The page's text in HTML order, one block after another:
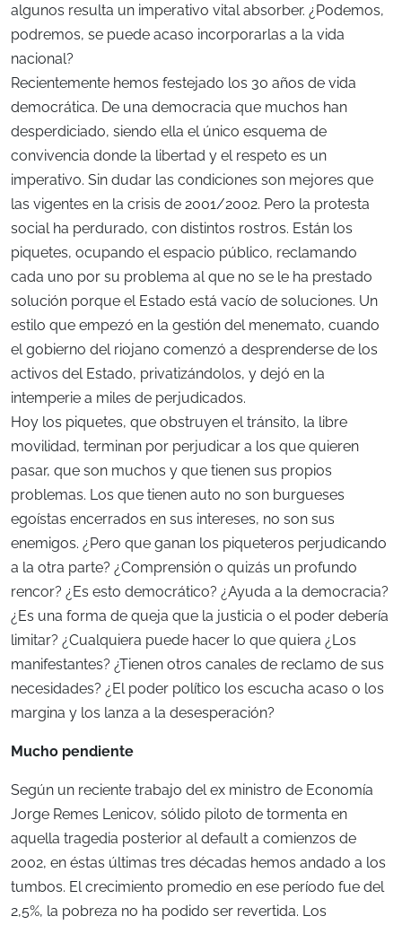
algunos resulta un imperativo vital absorber. ¿Podemos,
podremos, se puede acaso incorporarlas a la vida
nacional?
Recientemente hemos festejado los 30 años de vida
democrática. De una democracia que muchos han
desperdiciado, siendo ella el único esquema de
convivencia donde la libertad y el respeto es un
imperativo. Sin dudar las condiciones son mejores que
las vigentes en la crisis de 2001/2002. Pero la protesta
social ha perdurado, con distintos rostros. Están los
piquetes, ocupando el espacio público, reclamando
cada uno por su problema al que no se le ha prestado
solución porque el Estado está vacío de soluciones. Un
estilo que empezó en la gestión del menemato, cuando
el gobierno del riojano comenzó a desprenderse de los
activos del Estado, privatizándolos, y dejó en la
intemperie a miles de perjudicados.
Hoy los piquetes, que obstruyen el tránsito, la libre
movilidad, terminan por perjudicar a los que quieren
pasar, que son muchos y que tienen sus propios
problemas. Los que tienen auto no son burgueses
egoístas encerrados en sus intereses, no son sus
enemigos. ¿Pero que ganan los piqueteros perjudicando
a la otra parte? ¿Comprensión o quizás un profundo
rencor? ¿Es esto democrático? ¿Ayuda a la democracia?
¿Es una forma de queja que la justicia o el poder debería
limitar? ¿Cualquiera puede hacer lo que quiera ¿Los
manifestantes? ¿Tienen otros canales de reclamo de sus
necesidades? ¿El poder político los escucha acaso o los
margina y los lanza a la desesperación?
Mucho pendiente
Según un reciente trabajo del ex ministro de Economía
Jorge Remes Lenicov, sólido piloto de tormenta en
aquella tragedia posterior al default a comienzos de
2002, en éstas últimas tres décadas hemos andado a los
tumbos. El crecimiento promedio en ese período fue del
2,5%, la pobreza no ha podido ser revertida. Los